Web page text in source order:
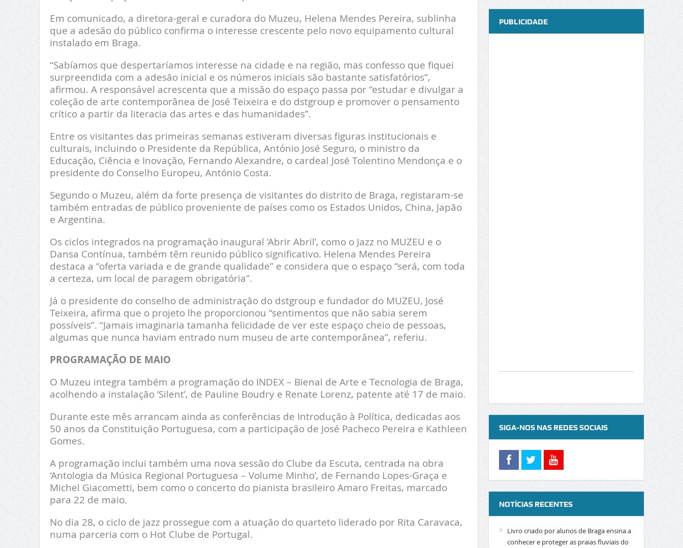
Em comunicado, a diretora-geral e curadora do Muzeu, Helena Mendes Pereira, sublinha
que a adesão do público confirma o interesse crescente pelo novo equipamento cultural
instalado em Braga.
“Sabíamos que despertaríamos interesse na cidade e na região, mas confesso que fiquei
surpreendida com a adesão inicial e os números iniciais são bastante satisfatórios”,
afirmou. A responsável acrescenta que a missão do espaço passa por “estudar e divulgar a
coleção de arte contemporânea de José Teixeira e do dstgroup e promover o pensamento
crítico a partir da literacia das artes e das humanidades”.
Entre os visitantes das primeiras semanas estiveram diversas figuras institucionais e
culturais, incluindo o Presidente da República, António José Seguro, o ministro da
Educação, Ciência e Inovação, Fernando Alexandre, o cardeal José Tolentino Mendonça e o
presidente do Conselho Europeu, António Costa.
Segundo o Muzeu, além da forte presença de visitantes do distrito de Braga, registaram-se
também entradas de público proveniente de países como os Estados Unidos, China, Japão
e Argentina.
Os ciclos integrados na programação inaugural ‘Abrir Abril’, como o Jazz no MUZEU e o
Dansa Contínua, também têm reunido público significativo. Helena Mendes Pereira
destaca a “oferta variada e de grande qualidade” e considera que o espaço “será, com toda
a certeza, um local de paragem obrigatória”.
Já o presidente do conselho de administração do dstgroup e fundador do MUZEU, José
Teixeira, afirma que o projeto lhe proporcionou “sentimentos que não sabia serem
possíveis”. “Jamais imaginaria tamanha felicidade de ver este espaço cheio de pessoas,
algumas que nunca haviam entrado num museu de arte contemporânea”, referiu.
PROGRAMAÇÃO DE MAIO
O Muzeu integra também a programação do INDEX – Bienal de Arte e Tecnologia de Braga,
acolhendo a instalação ‘Silent’, de Pauline Boudry e Renate Lorenz, patente até 17 de maio.
Durante este mês arrancam ainda as conferências de Introdução à Política, dedicadas aos
50 anos da Constituição Portuguesa, com a participação de José Pacheco Pereira e Kathleen
Gomes.
A programação inclui também uma nova sessão do Clube da Escuta, centrada na obra
‘Antologia da Música Regional Portuguesa – Volume Minho’, de Fernando Lopes-Graça e
Michel Giacometti, bem como o concerto do pianista brasileiro Amaro Freitas, marcado
para 22 de maio.
No dia 28, o ciclo de jazz prossegue com a atuação do quarteto liderado por Rita Caravaca,
numa parceria com o Hot Clube de Portugal.
PUBLICIDADE
SIGA-NOS NAS REDES SOCIAIS
NOTÍCIAS RECENTES
Livro criado por alunos de Braga ensina a
conhecer e proteger as praias fluviais do